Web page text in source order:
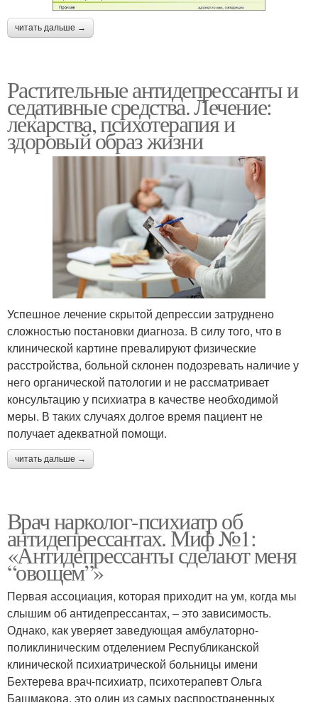
читать дальше →
Растительные антидепрессанты и
седативные средства. Лечение:
лекарства, психотерапия и
здоровый образ жизни
Успешное лечение скрытой депрессии затруднено
сложностью постановки диагноза. В силу того, что в
клинической картине превалируют физические
расстройства, больной склонен подозревать наличие у
него органической патологии и не рассматривает
консультацию у психиатра в качестве необходимой
меры. В таких случаях долгое время пациент не
получает адекватной помощи.
читать дальше →
Врач нарколог-психиатр об
антидепрессантах. Миф №1:
«Антидепрессанты сделают меня
“овощем”»
Первая ассоциация, которая приходит на ум, когда мы
слышим об антидепрессантах, – это зависимость.
Однако, как уверяет заведующая амбулаторно-
поликлиническим отделением Республиканской
клинической психиатрической больницы имени
Бехтерева врач-психиатр, психотерапевт Ольга
Башмакова, это один из самых распространенных